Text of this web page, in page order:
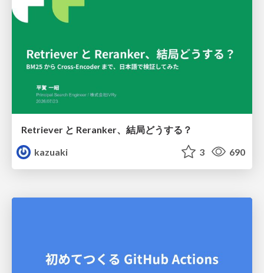
Retriever と Reranker、結局どうする？
kazuaki
3 690